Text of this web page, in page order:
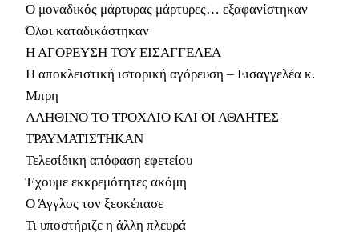
Ο μοναδικός μάρτυρας μάρτυρες… εξαφανίστηκαν
Όλοι καταδικάστηκαν
Η ΑΓΟΡΕΥΣΗ ΤΟΥ ΕΙΣΑΓΓΕΛΕΑ
Η αποκλειστική ιστορική αγόρευση – Εισαγγελέα κ.
Μπρη
ΑΛΗΘΙΝΟ ΤΟ ΤΡΟΧΑΙΟ ΚΑΙ ΟΙ ΑΘΛΗΤΕΣ
ΤΡΑΥΜΑΤΙΣΤΗΚΑΝ
Τελεσίδικη απόφαση εφετείου
Έχουμε εκκρεμότητες ακόμη
Ο Άγγλος τον ξεσκέπασε
Τι υποστήριζε η άλλη πλευρά